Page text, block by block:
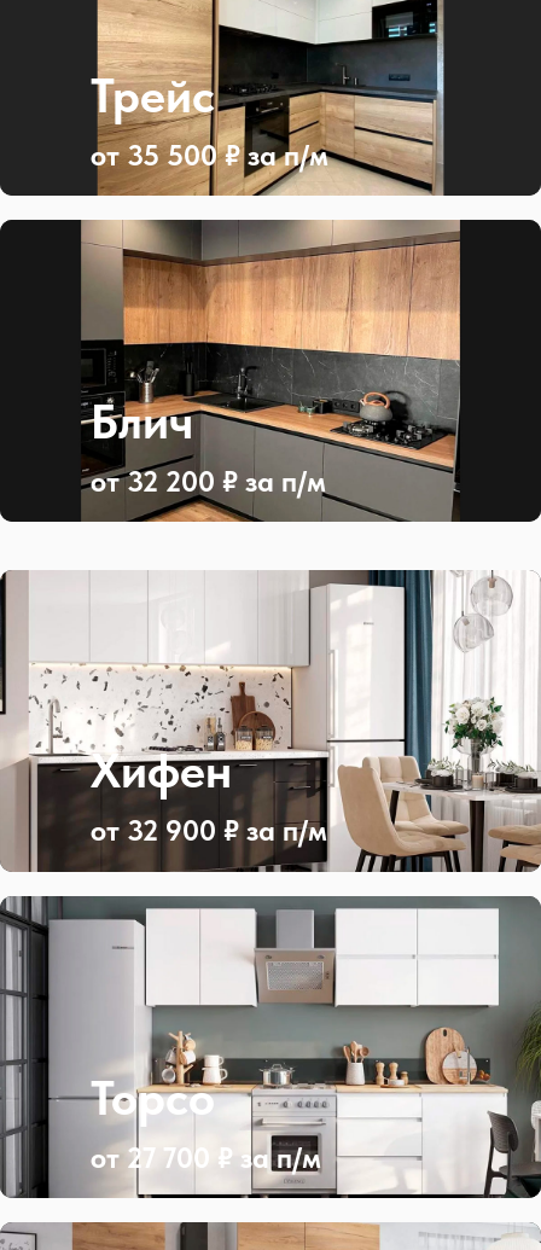
от 35 500 ₽ за п/м
Трейс
от 32 200 ₽ за п/м
Блич
от 32 900 ₽ за п/м
Хифен
от 27 700 ₽ за п/м
Торсо